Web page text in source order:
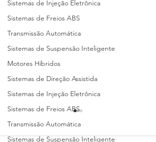
Sistemas de Injeção Eletrônica
Sistemas de Freios ABS
Transmissão Automática
Sistemas de Suspensão Inteligente
Motores Híbridos
Sistemas de Direção Assistida
Sistemas de Injeção Eletrônica
Sistemas de Freios ABS
Transmissão Automática
Sistemas de Suspensão Inteligente